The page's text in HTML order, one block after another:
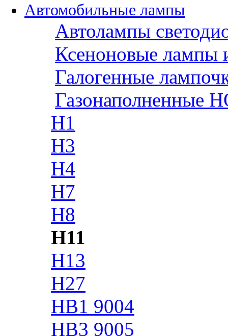
Автомобильные лампы
Автолампы
Ксеноновые лампы
Галогенные
Газонаполненные
H1
H3
H4
H7
H8
H11
H13
H27
HB1 9004
HB3 9005